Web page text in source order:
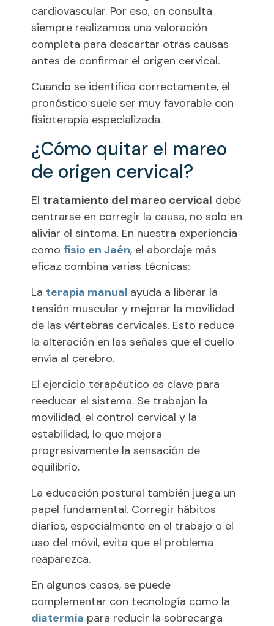
cardiovascular. Por eso, en consulta
siempre realizamos una valoración
completa para descartar otras causas
antes de confirmar el origen cervical.
Cuando se identifica correctamente, el
pronóstico suele ser muy favorable con
fisioterapia especializada.
¿Cómo quitar el mareo
de origen cervical?
El tratamiento del mareo cervical debe
centrarse en corregir la causa, no solo en
aliviar el síntoma. En nuestra experiencia
como fisio en Jaén, el abordaje más
eficaz combina varias técnicas:
La terapia manual ayuda a liberar la
tensión muscular y mejorar la movilidad
de las vértebras cervicales. Esto reduce
la alteración en las señales que el cuello
envía al cerebro.
El ejercicio terapéutico es clave para
reeducar el sistema. Se trabajan la
movilidad, el control cervical y la
estabilidad, lo que mejora
progresivamente la sensación de
equilibrio.
La educación postural también juega un
papel fundamental. Corregir hábitos
diarios, especialmente en el trabajo o el
uso del móvil, evita que el problema
reaparezca.
En algunos casos, se puede
complementar con tecnología como la
diatermia para reducir la sobrecarga